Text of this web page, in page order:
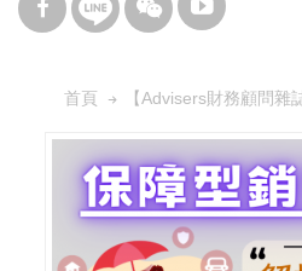
首頁 【Advisers財務顧問